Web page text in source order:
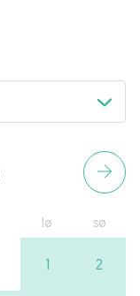
lø sø
1 2